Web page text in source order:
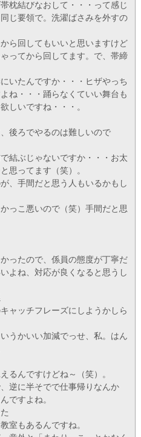
枕結びなおして・・・って感じ
じ要領で。洗濯ばさみを外すの
ら回してもいいと思いますけど
ってから回してます。で、帯締
いたんですか・・・ヒザやっち
ね・・・踊らなくていい舞台も
しいですね・・・。
後ろでやるのは難しいので
結ぶじゃないですか・・・お太
思ってます（笑）。
、手間だと思う人もいるかもし
っこ悪いので（笑）手間だと思
ったので、係員の態度が丁寧だ
よね、対応が良くなると思うし
ャッチフレーズにしようかしら
うかいい加減でっせ、私。はん
るんですけどね～（笑）。
逆に半そでで仕事帰りなんか
ですよね。
室もあるんですね。